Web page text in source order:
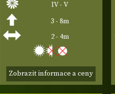
IV - V
3 - 8m
2 - 4m
Zobrazit informace a ceny